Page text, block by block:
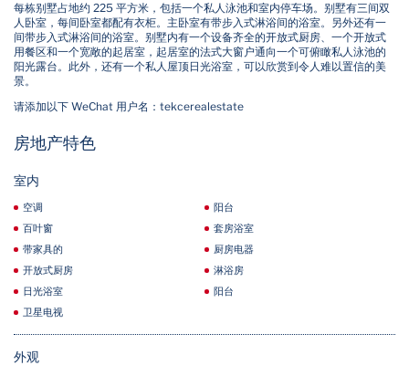
每栋别墅占地约 225 平方米，包括一个私人泳池和室内停车场。别墅有三间双
人卧室，每间卧室都配有衣柜。主卧室有带步入式淋浴间的浴室。另外还有一
间带步入式淋浴间的浴室。别墅内有一个设备齐全的开放式厨房、一个开放式
用餐区和一个宽敞的起居室，起居室的法式大窗户通向一个可俯瞰私人泳池的
阳光露台。此外，还有一个私人屋顶日光浴室，可以欣赏到令人难以置信的美
景。
请添加以下 WeChat 用户名：tekcerealestate
房地产特色
室内
空调
阳台
百叶窗
套房浴室
带家具的
厨房电器
开放式厨房
淋浴房
日光浴室
阳台
卫星电视
外观